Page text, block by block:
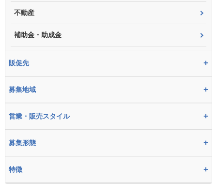
不動産
補助金・助成金
販促先 +
募集地域 +
営業・販売スタイル +
募集形態 +
特徴 +